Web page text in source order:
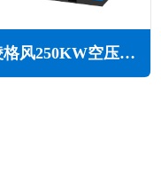
凌格风250KW空压机LS系列